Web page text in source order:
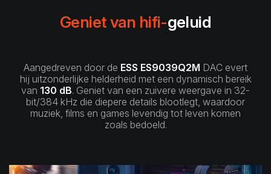
Geniet van hifi-geluid
Aangedreven door de ESS ES9039Q2M DAC evert
hij uitzonderlijke helderheid met een dynamisch bereik
van 130 dB. Geniet van een zuivere weergave in 32-
bit/384 kHz die diepere details blootlegt, waardoor
muziek, films en games levendig tot leven komen
zoals bedoeld.